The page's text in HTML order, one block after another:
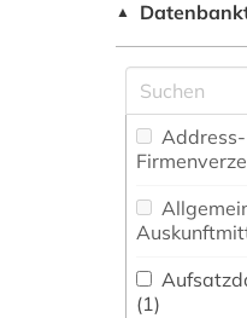
Biologie,
Buch-
(13)
analyse
antike (7)
arabisch
▲
(1)